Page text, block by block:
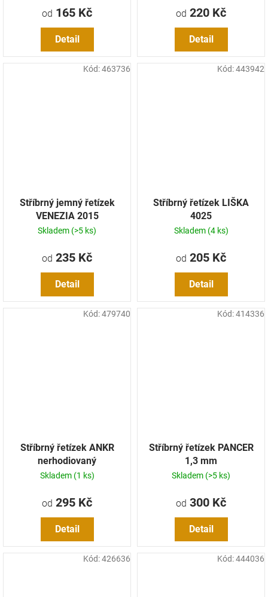
od 165 Kč
Detail
od 220 Kč
Detail
Stříbrný jemný řetízek
VENEZIA 2015
Skladem (>5 ks)
od 235 Kč
Detail
Kód:463736
Stříbrný řetízek LIŠKA
4025
Skladem (4 ks)
od 205 Kč
Detail
Kód:443942
Stříbrný řetízek ANKR
nerhodiovaný
Skladem (1 ks)
od 295 Kč
Detail
Kód:479740
Stříbrný řetízek PANCER
1,3 mm
Skladem (>5 ks)
od 300 Kč
Detail
Kód:414336
Kód:426636 Kód:444036